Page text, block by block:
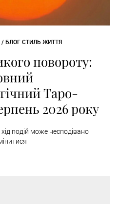
БЛОГ СТИЛЬ ЖИТТЯ
повороту:
Таро-
2026 року
подій може несподівано